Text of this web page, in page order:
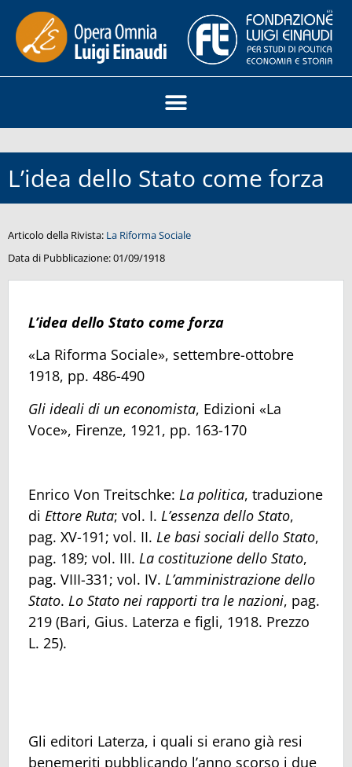
L’idea dello Stato come forza
Articolo della Rivista: La Riforma Sociale
Data di Pubblicazione:01/09/1918
L’idea dello Stato come forza
«La Riforma Sociale», settembre-ottobre
1918, pp. 486-490
Gli ideali di un economista, Edizioni «La
Voce», Firenze, 1921, pp. 163-170
Enrico Von Treitschke: La politica, traduzione
di Ettore Ruta; vol. I. L’essenza dello Stato,
pag. XV-191; vol. II. Le basi sociali dello Stato,
pag. 189; vol. III. La costituzione dello Stato,
pag. VIII-331; vol. IV. L’amministrazione dello
Stato. Lo Stato nei rapporti tra le nazioni, pag.
219 (Bari, Gius. Laterza e figli, 1918. Prezzo
L. 25).
Gli editori Laterza, i quali si erano già resi
benemeriti pubblicando l’anno scorso i due